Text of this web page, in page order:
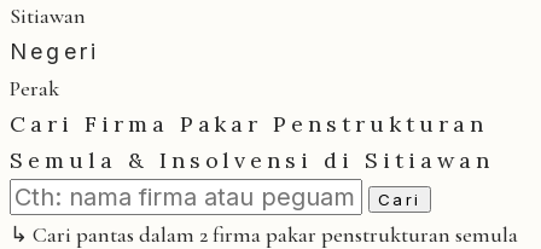
Sitiawan
Negeri
Perak
Cari Firma Pakar Penstrukturan
Semula & Insolvensi di Sitiawan
Cari
↳ Cari pantas dalam 2 firma pakar penstrukturan semula